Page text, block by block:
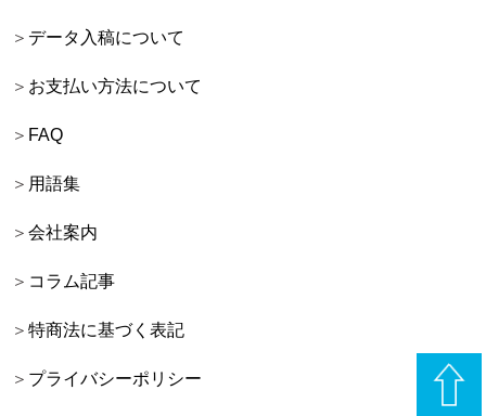
データ入稿について
お支払い方法について
FAQ
用語集
会社案内
コラム記事
特商法に基づく表記
プライバシーポリシー